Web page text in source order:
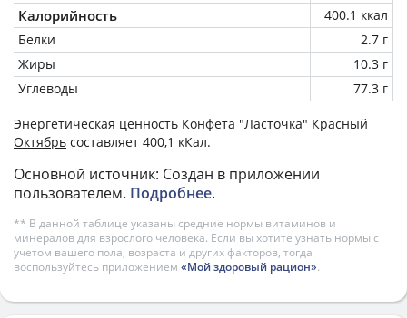
Калорийность
400.1 ккал
Белки
2.7 г
Жиры
10.3 г
Углеводы
77.3 г
Энергетическая ценность Конфета "Ласточка" Красный
Октябрь составляет 400,1 кКал.
Основной источник: Создан в приложении
пользователем. Подробнее.
** В данной таблице указаны средние нормы витаминов и
минералов для взрослого человека. Если вы хотите узнать нормы с
учетом вашего пола, возраста и других факторов, тогда
воспользуйтесь приложением «Мой здоровый рацион».